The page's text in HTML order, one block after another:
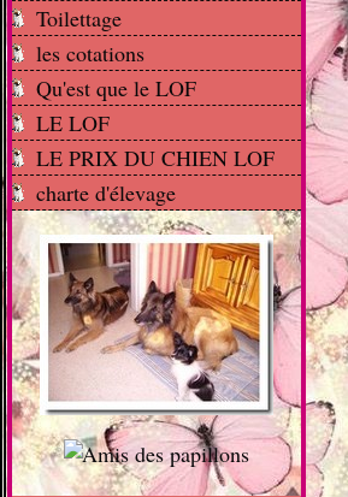
Toilettage
les cotations
Qu'est que le LOF
LE LOF
LE PRIX DU CHIEN LOF
charte d'élevage